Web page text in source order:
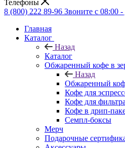
Телефоны
8 (800) 222 89-96 Звоните с 08:00
Главная
Каталог
Назад
Каталог
Обжаренный кофе в
Назад
Обжаренный
Кофе для
Кофе для фильтра
Кофе в дрип-
Семпл-боксы
Мерч
Подарочные